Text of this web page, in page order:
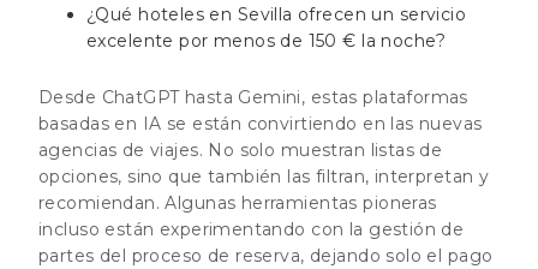
¿Qué hoteles en Sevilla ofrecen un servicio
excelente por menos de 150 € la noche?
Desde ChatGPT hasta Gemini, estas plataformas
basadas en IA se están convirtiendo en las nuevas
agencias de viajes. No solo muestran listas de
opciones, sino que también las filtran, interpretan y
recomiendan. Algunas herramientas pioneras
incluso están experimentando con la gestión de
partes del proceso de reserva, dejando solo el pago